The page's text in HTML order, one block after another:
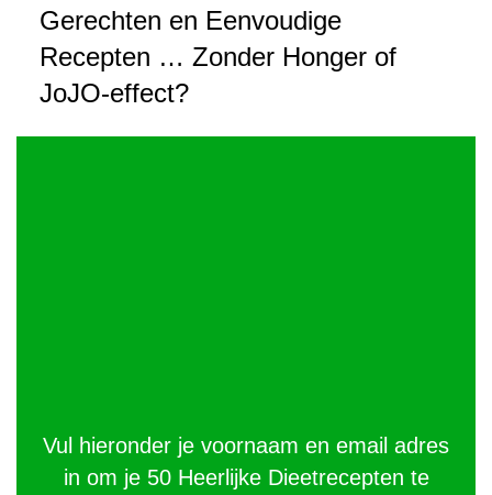
Gerechten en Eenvoudige
Recepten … Zonder Honger of
JoJO-effect?
Vul hieronder je voornaam en email adres
in om je 50 Heerlijke Dieetrecepten te